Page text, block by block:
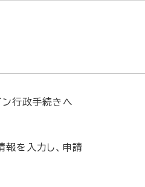
ン行政手続きへ
報を入力し、申請